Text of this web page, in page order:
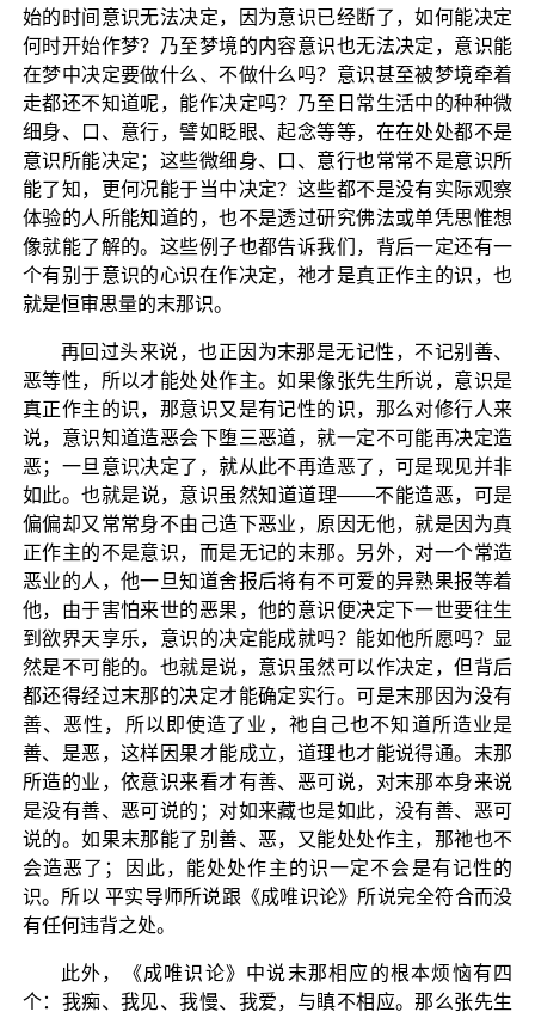
始的时间意识无法决定，因为意识已经断了，如何能决定
何时开始作梦？乃至梦境的内容意识也无法决定，意识能
在梦中决定要做什么、不做什么吗？意识甚至被梦境牵着
走都还不知道呢，能作决定吗？乃至日常生活中的种种微
细身、口、意行，譬如眨眼、起念等等，在在处处都不是
意识所能决定；这些微细身、口、意行也常常不是意识所
能了知，更何况能于当中决定？这些都不是没有实际观察
体验的人所能知道的，也不是透过研究佛法或单凭思惟想
像就能了解的。这些例子也都告诉我们，背后一定还有一
个有别于意识的心识在作决定，祂才是真正作主的识，也
就是恒审思量的末那识。
再回过头来说，也正因为末那是无记性，不记别善、
恶等性，所以才能处处作主。如果像张先生所说，意识是
真正作主的识，那意识又是有记性的识，那么对修行人来
说，意识知道造恶会下堕三恶道，就一定不可能再决定造
恶；一旦意识决定了，就从此不再造恶了，可是现见并非
如此。也就是说，意识虽然知道道理——不能造恶，可是
偏偏却又常常身不由己造下恶业，原因无他，就是因为真
正作主的不是意识，而是无记的末那。另外，对一个常造
恶业的人，他一旦知道舍报后将有不可爱的异熟果报等着
他，由于害怕来世的恶果，他的意识便决定下一世要往生
到欲界天享乐，意识的决定能成就吗？能如他所愿吗？显
然是不可能的。也就是说，意识虽然可以作决定，但背后
都还得经过末那的决定才能确定实行。可是末那因为没有
善、恶性，所以即使造了业，祂自己也不知道所造业是
善、是恶，这样因果才能成立，道理也才能说得通。末那
所造的业，依意识来看才有善、恶可说，对末那本身来说
是没有善、恶可说的；对如来藏也是如此，没有善、恶可
说的。如果末那能了别善、恶，又能处处作主，那祂也不
会造恶了；因此，能处处作主的识一定不会是有记性的
识。所以 平实导师所说跟《成唯识论》所说完全符合而没
有任何违背之处。
此外，《成唯识论》中说末那相应的根本烦恼有四
个：我痴、我见、我慢、我爱，与瞋不相应。那么张先生